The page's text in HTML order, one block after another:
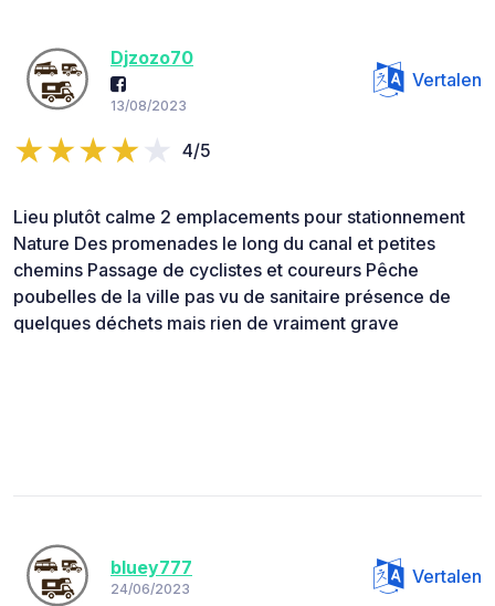
Djzozo70
13/08/2023
Vertalen
4/5
Lieu plutôt calme 2 emplacements pour stationnement
Nature Des promenades le long du canal et petites
chemins Passage de cyclistes et coureurs Pêche
poubelles de la ville pas vu de sanitaire présence de
quelques déchets mais rien de vraiment grave
bluey777
24/06/2023
Vertalen